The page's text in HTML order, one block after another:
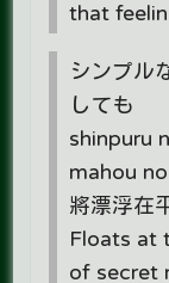
that
シンプル
しても
shinpuru
mahou
將漂浮在
Floats at
of secret